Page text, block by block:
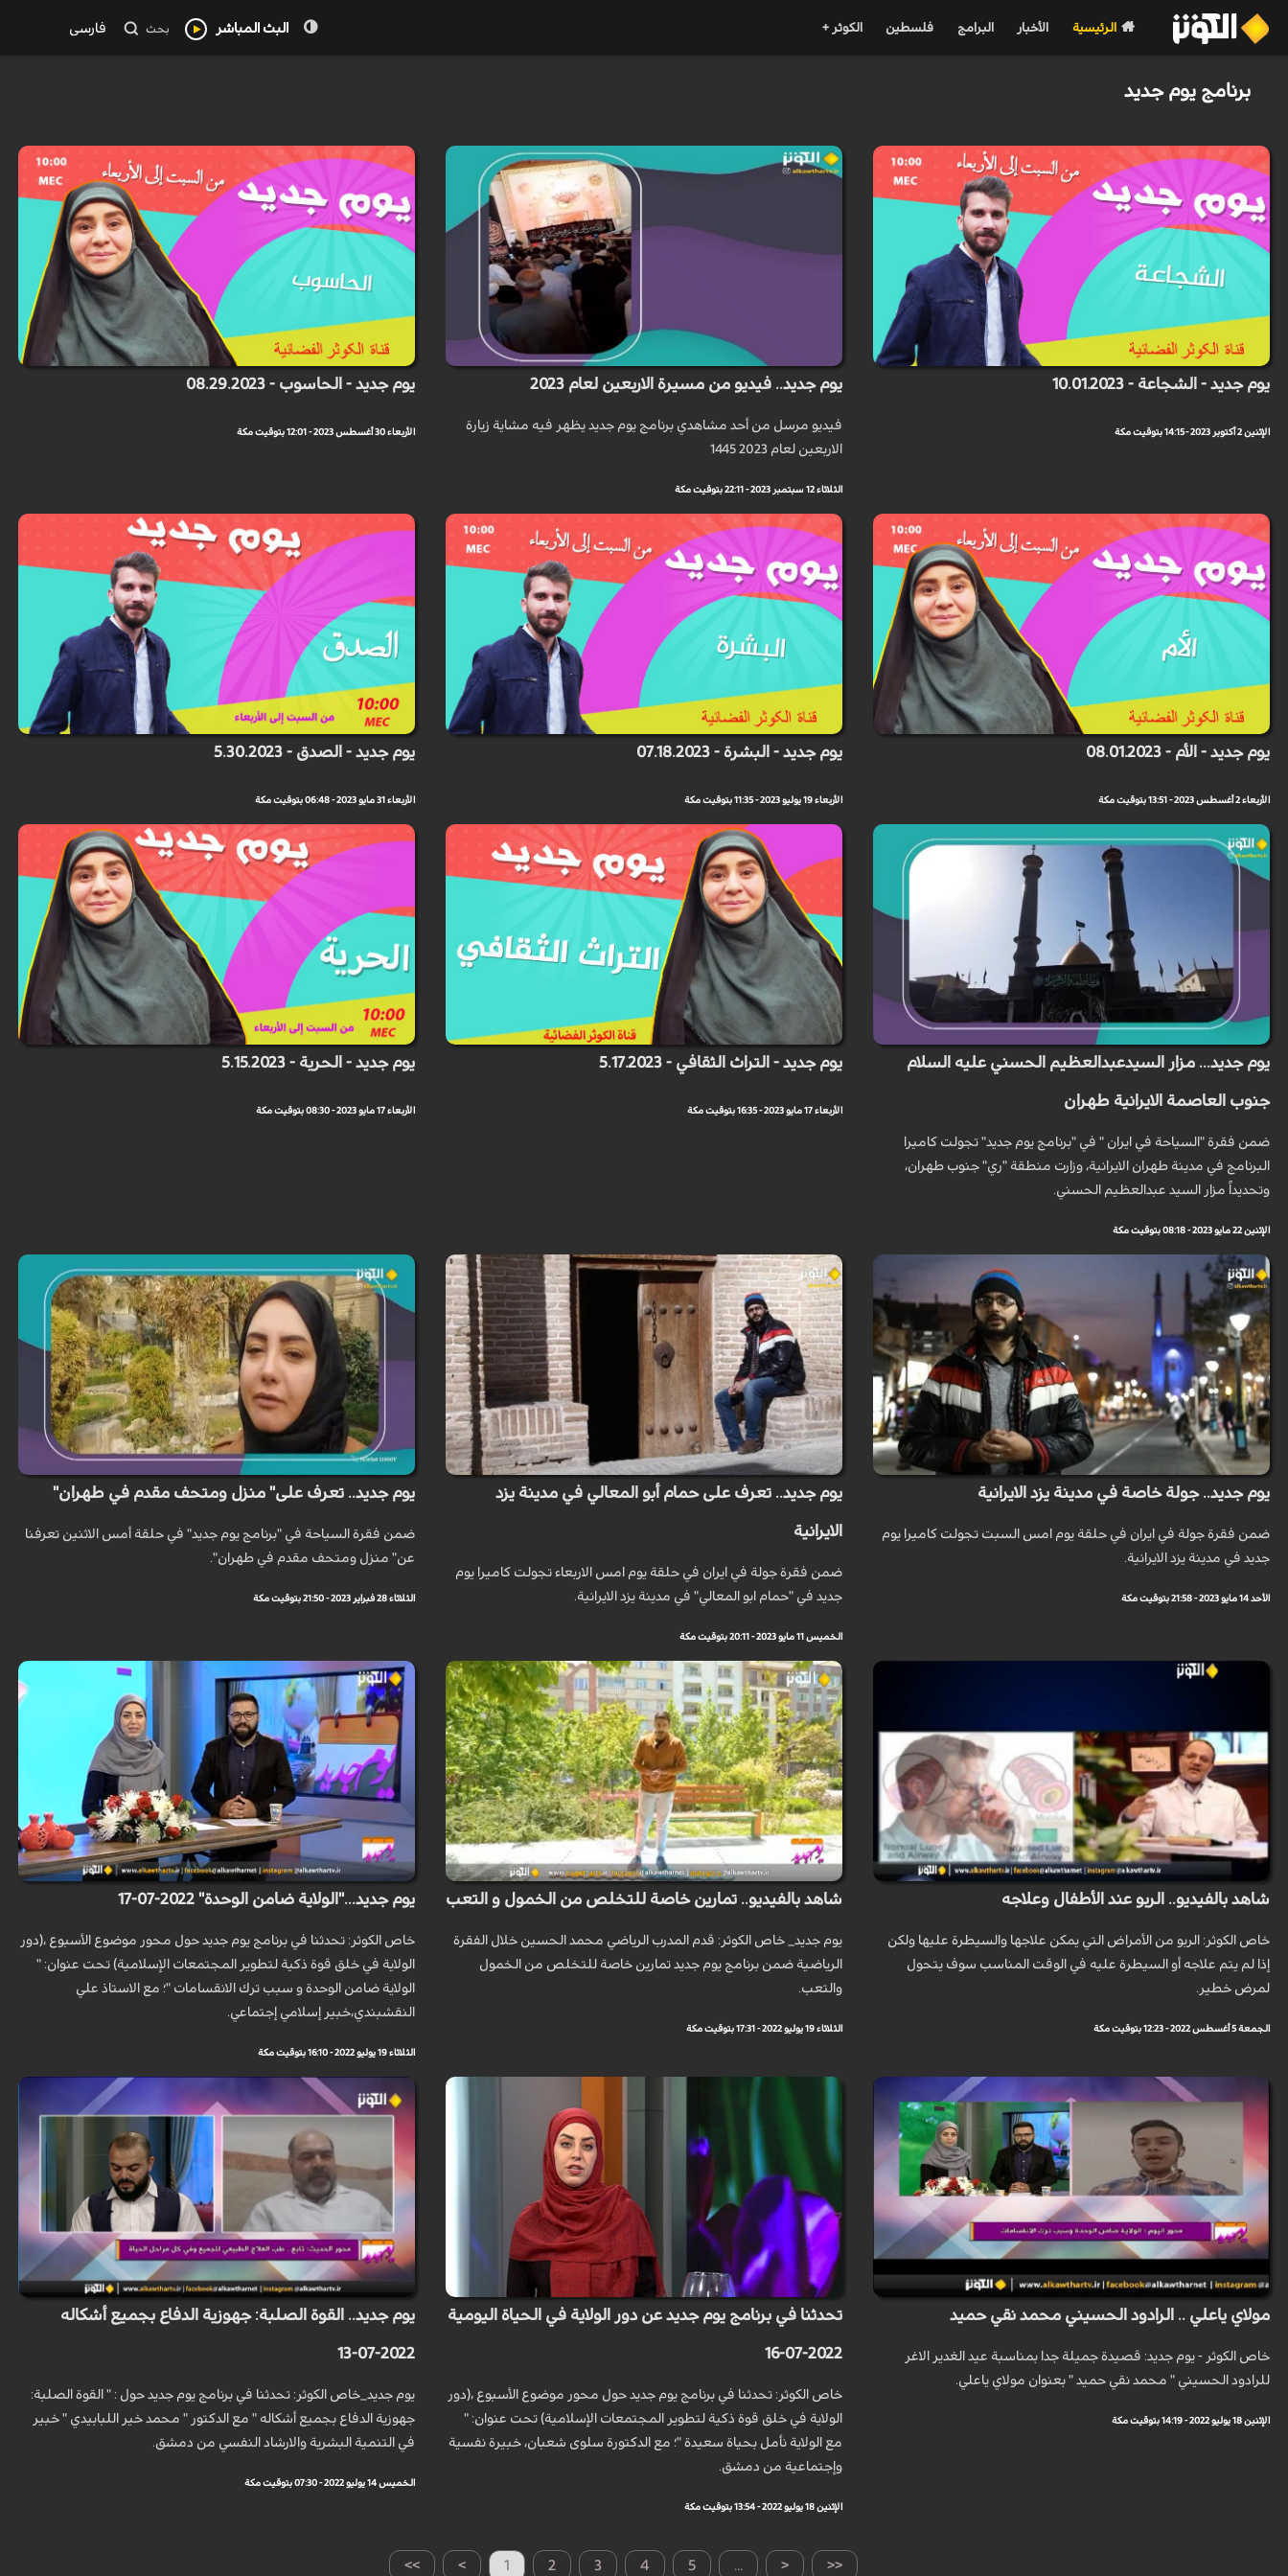
الرئيسية الأخبار البرامج فلسطين الكوثر + البث المباشر بحث فارسی
برنامج يوم جديد
يوم جديد - الشجاعة - 10.01.2023
الإثنين 2 أكتوبر 2023 - 14:15 بتوقيت مكة
يوم جديد.. فيديو من مسيرة الاربعين لعام 2023
فيديو مرسل من أحد مشاهدي برنامج يوم جديد يظهر فيه مشاية زيارة
الاربعين لعام 2023 1445
الثلاثاء 12 سبتمبر 2023 - 22:11 بتوقيت مكة
يوم جديد - الحاسوب - 08.29.2023
الأربعاء 30 أغسطس 2023 - 12:01 بتوقيت مكة
يوم جديد - الأم - 08.01.2023
الأربعاء 2 أغسطس 2023 - 13:51 بتوقيت مكة
يوم جديد - البشرة - 07.18.2023
الأربعاء 19 يوليو 2023 - 11:35 بتوقيت مكة
يوم جديد - الصدق - 5.30.2023
الأربعاء 31 مايو 2023 - 06:48 بتوقيت مكة
يوم جديد... مزار السيدعبدالعظيم الحسني عليه السلام
جنوب العاصمة الايرانية طهران
ضمن فقرة "السياحة في ايران " في "برنامج يوم جديد" تجولت كاميرا
البرنامج في مدينة طهران الايرانية، وزارت منطقة "ري" جنوب طهران،
وتحديداً مزار السيد عبدالعظيم الحسني.
الإثنين 22 مايو 2023 - 08:18 بتوقيت مكة
يوم جديد - التراث الثقافي - 5.17.2023
الأربعاء 17 مايو 2023 - 16:35 بتوقيت مكة
يوم جديد - الحرية - 5.15.2023
الأربعاء 17 مايو 2023 - 08:30 بتوقيت مكة
يوم جديد.. جولة خاصة في مدينة يزد الايرانية
ضمن فقرة جولة في ايران في حلقة يوم امس السبت تجولت كاميرا يوم
جديد في مدينة يزد الايرانية.
الأحد 14 مايو 2023 - 21:58 بتوقيت مكة
يوم جديد.. تعرف على حمام أبو المعالي في مدينة يزد
الايرانية
ضمن فقرة جولة في ايران في حلقة يوم امس الاربعاء تجولت كاميرا يوم
جديد في "حمام ابو المعالي" في مدينة يزد الايرانية.
الخميس 11 مايو 2023 - 20:11 بتوقيت مكة
يوم جديد.. تعرف على" منزل ومتحف مقدم في طهران"
ضمن فقرة السياحة في "برنامج يوم جديد" في حلقة أمس الاثنين تعرفنا
عن" منزل ومتحف مقدم في طهران".
الثلاثاء 28 فبراير 2023 - 21:50 بتوقيت مكة
شاهد بالفيديو.. الربو عند الأطفال وعلاجه
خاص الكوثر: الربو من الأمراض التي يمكن علاجها والسيطرة عليها ولكن
إذا لم يتم علاجه أو السيطرة عليه في الوقت المناسب سوف يتحول
لمرض خطير.
الجمعة 5 أغسطس 2022 - 12:23 بتوقيت مكة
شاهد بالفيديو.. تمارين خاصة للتخلص من الخمول و التعب
يوم جديد_ خاص الكوثر: قدم المدرب الرياضي محمد الحسين خلال الفقرة
الرياضية ضمن برنامج يوم جديد تمارين خاصة للتخلص من الخمول
والتعب.
الثلاثاء 19 يوليو 2022 - 17:31 بتوقيت مكة
يوم جديد..."الولاية ضامن الوحدة" 2022-07-17
خاص الكوثر: تحدثنا في برنامج يوم جديد حول محور موضوع الأسبوع ،(دور
الولاية في خلق قوة ذكية لتطوير المجتمعات الإسلامية) تحت عنوان: "
الولاية ضامن الوحدة و سبب ترك الانقسامات "؛ مع الاستاذ علي
النقشبندي،خبير إسلامي إجتماعي.
الثلاثاء 19 يوليو 2022 - 16:10 بتوقيت مكة
مولاي ياعلي .. الرادود الحسيني محمد نقي حميد
خاص الكوثر - يوم جديد: قصيدة جميلة جدا بمناسبة عيد الغدير الاغر
للرادود الحسيني " محمد نقي حميد " بعنوان مولاي ياعلي.
الإثنين 18 يوليو 2022 - 14:19 بتوقيت مكة
تحدثنا في برنامج يوم جديد عن دور الولاية في الحياة اليومية
2022-07-16
خاص الكوثر: تحدثنا في برنامج يوم جديد حول محور موضوع الأسبوع ،(دور
الولاية في خلق قوة ذكية لتطوير المجتمعات الإسلامية) تحت عنوان: "
مع الولاية نأمل بحياة سعيدة "؛ مع الدكتورة سلوى شعبان، خبيرة نفسية
وإجتماعية من دمشق.
الإثنين 18 يوليو 2022 - 13:54 بتوقيت مكة
يوم جديد.. القوة الصلبة: جهوزية الدفاع بجميع أشكاله
2022-07-13
يوم جديد_خاص الكوثر: تحدثنا في برنامج يوم جديد حول : " القوة الصلبة:
جهوزية الدفاع بجميع أشكاله " مع الدكتور " محمد خير اللبابيدي " خبير
في التنمية البشرية والارشاد النفسي من دمشق.
الخميس 14 يوليو 2022 - 07:30 بتوقيت مكة
>> > 1 2 3 4 5 ... < <<